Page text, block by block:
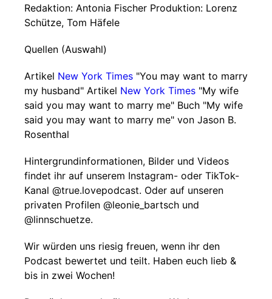
Redaktion: Antonia Fischer Produktion: Lorenz
Schütze, Tom Häfele
Quellen (Auswahl)
Artikel New York Times "You may want to marry
my husband" Artikel New York Times "My wife
said you may want to marry me" Buch "My wife
said you may want to marry me" von Jason B.
Rosenthal
Hintergrundinformationen, Bilder und Videos
findet ihr auf unserem Instagram- oder TikTok-
Kanal @true.lovepodcast. Oder auf unseren
privaten Profilen @leonie_bartsch und
@linnschuetze.
Wir würden uns riesig freuen, wenn ihr den
Podcast bewertet und teilt. Haben euch lieb &
bis in zwei Wochen!